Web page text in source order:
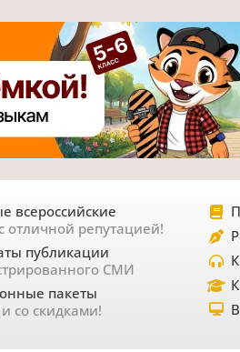
всероссийские
с отличной репутацией!
публикации
СМИ
пакеты
со скидками!